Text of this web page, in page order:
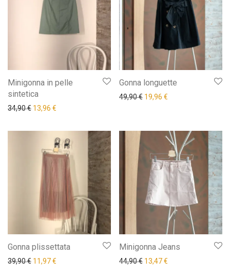
Minigonna in pelle
sintetica
34,90€ Il prezzo originale era: 34,90 €.
13,96 €
Gonna longuette
49,90€ Il prezzo originale era:
19,96 €
Gonna plissettata
39,90€ Il prezzo originale era: 39,90 €.
11,97€ Il prezzo attuale è: 11,97 €.
Minigonna Jeans
44,90€ Il prezzo originale era:
13,47€